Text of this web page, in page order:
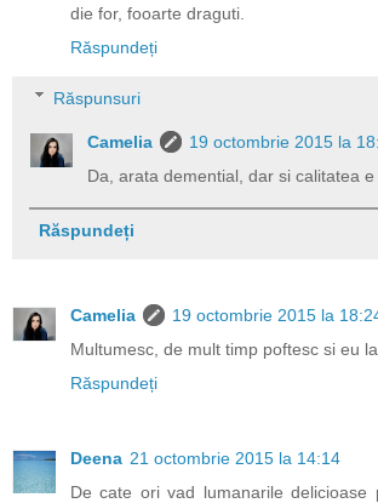
die for, fooarte draguti.
Răspundeți
Răspunsuri
Camelia
19 octombrie 2015 la
Da, arata demential, dar si calitatea
Răspundeți
Camelia
19 octombrie 2015 la
Multumesc, de mult timp poftesc si eu
Răspundeți
Deena 21 octombrie 2015 la 14:14
De cate ori vad lumanarile